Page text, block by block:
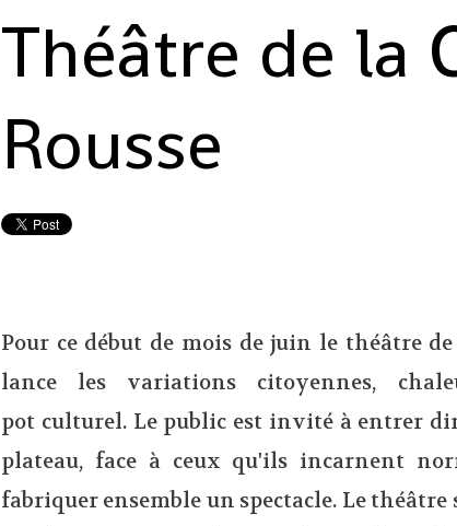
Théâtre de la
Rousse
Pour ce début de mois de juin le théâtre de
lance les variations citoyennes,
pot culturel. Le public est invité à entrer
plateau, face à ceux qu'ils incarnent
fabriquer ensemble un spectacle. Le